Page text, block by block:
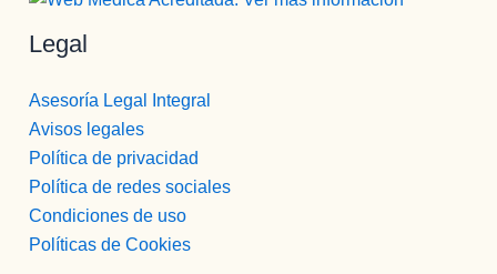
Legal
Asesoría Legal Integral
Avisos legales
Política de privacidad
Política de redes sociales
Condiciones de uso
Políticas de Cookies